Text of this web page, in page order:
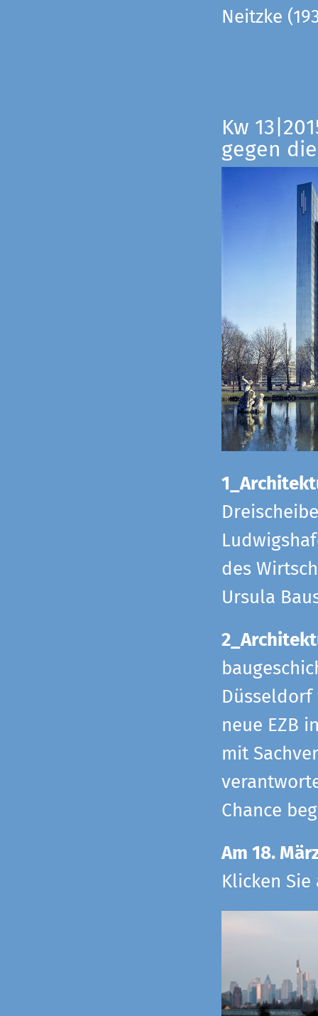
Neitzke
Kw
gegen
des
Ursula
neue EZB
mit
Chance
Am 18.
Klicken